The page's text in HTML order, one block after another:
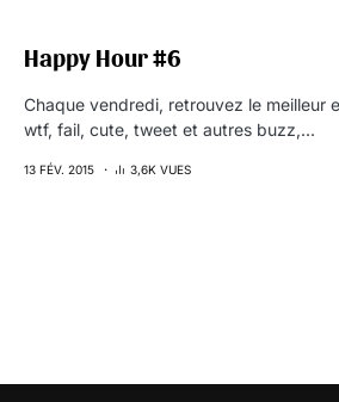
Happy Hour #6
Chaque vendredi, retrouvez le meilleur
wtf, fail, cute, tweet et autres buzz,…
13 FÉV. 2015 3,6K VUES